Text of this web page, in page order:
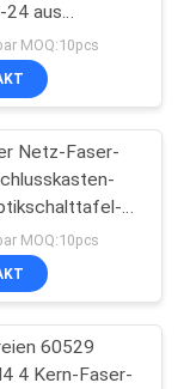
24 aus
Fasern
MOQ:10pcs
Netz-Faser-
WAN
MOQ:10pcs
60529
4 Kern-Faser-